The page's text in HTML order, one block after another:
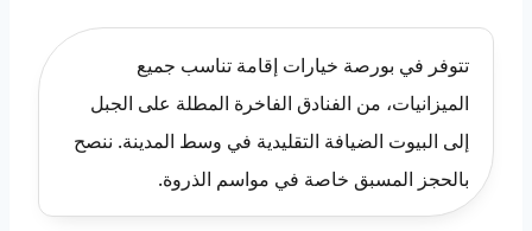
تتوفر في بورصة خيارات إقامة تناسب جميع
الميزانيات، من الفنادق الفاخرة المطلة على الجبل
إلى البيوت الضيافة التقليدية في وسط المدينة. ننصح
بالحجز المسبق خاصة في مواسم الذروة.